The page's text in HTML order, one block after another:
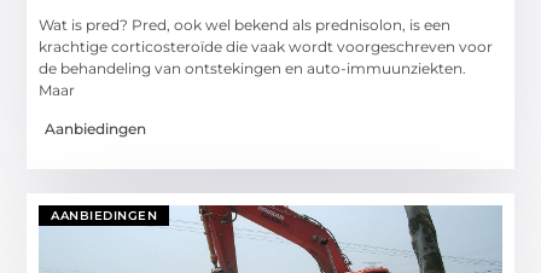
Wat is pred? Pred, ook wel bekend als prednisolon, is een
krachtige corticosteroïde die vaak wordt voorgeschreven voor
de behandeling van ontstekingen en auto-immuunziekten.
Maar
Aanbiedingen
AANBIEDINGEN